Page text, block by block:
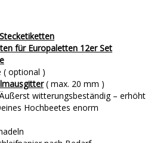
für Europaletten 12er Set
( optional )
( max. 20 mm )
witterungsbeständig – erhöht
Hochbeetes enorm